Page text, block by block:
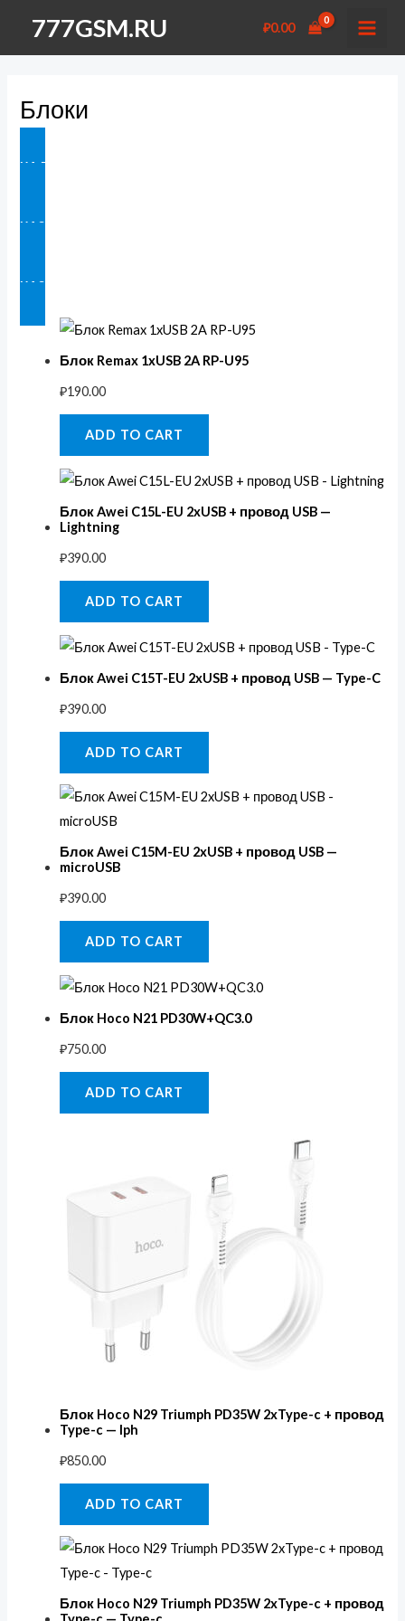
содержимому
777GSM.RU ₽0.00
Блоки
НА ГЛАВНУЮ
НАЗАД В АКСЕССУАРЫ
НАЗАД В ЗАРЯДНЫЕ УСТРОЙСТВА
Блок Remax 1xUSB 2A RP-U95
₽190.00
ADD TO CART
Блок Awei C15L-EU 2xUSB + провод USB —
Lightning
₽390.00
ADD TO CART
Блок Awei C15T-EU 2xUSB + провод USB — Type-C
₽390.00
ADD TO CART
Блок Awei C15M-EU 2xUSB + провод USB —
microUSB
₽390.00
ADD TO CART
Блок Hoco N21 PD30W+QC3.0
₽750.00
ADD TO CART
Блок Hoco N29 Triumph PD35W 2xType-c + провод
Type-c — Iph
₽850.00
ADD TO CART
Блок Hoco N29 Triumph PD35W 2xType-c + провод